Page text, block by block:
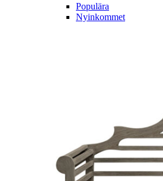
Populära
Nyinkommet